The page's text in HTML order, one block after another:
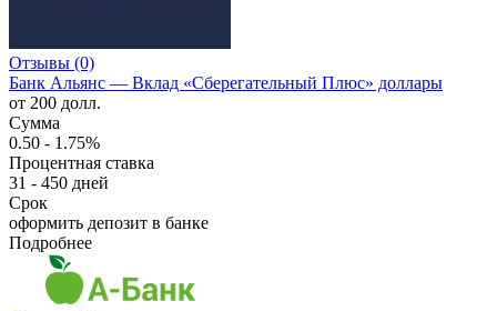
Отзывы (0)
Банк Альянс — Вклад «Сберегательный Плюс» доллары
от 200 долл.
Сумма
0.50 - 1.75%
Процентная ставка
31 - 450 дней
Срок
оформить депозит в банке
Подробнее